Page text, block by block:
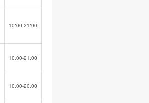
10:00-21:00
10:00-21:00
10:00-20:00